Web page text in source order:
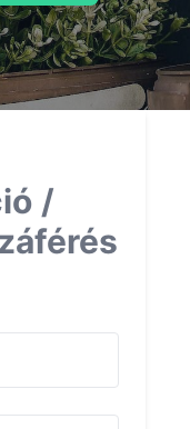
/